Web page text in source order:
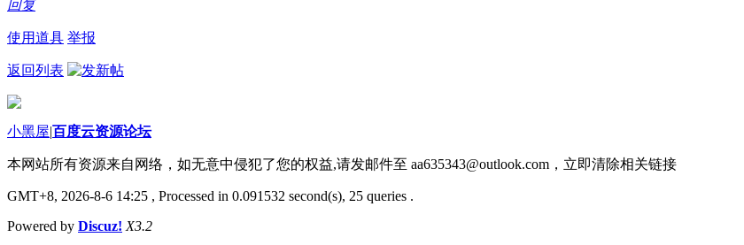
回复
使用道具 举报
返回列表
小黑屋|百度云资源论坛
本网站所有资源来自网络，如无意中侵犯了您的权益,请发邮件至 aa635343@outlook.com ，立即清除相关链接
GMT+8, 2026-8-6 14:25 , Processed in 0.091532 second(s), 25 queries .
Powered by Discuz! X3.2